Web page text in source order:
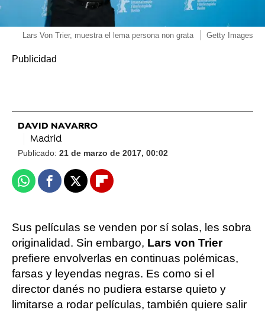
Lars Von Trier, muestra el lema persona non grata Getty Images
DAVID NAVARRO
Madrid
Publicado: 21 de marzo de 2017, 00:02
WhatsappFacebook
X Flipboard
Sus películas se venden por sí solas, les sobra
originalidad. Sin embargo, Lars von Trier
prefiere envolverlas en continuas polémicas,
farsas y leyendas negras. Es como si el
director danés no pudiera estarse quieto y
limitarse a rodar películas, también quiere salir